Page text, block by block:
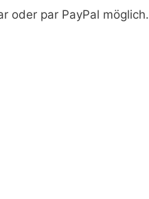
oder par PayPal möglich.